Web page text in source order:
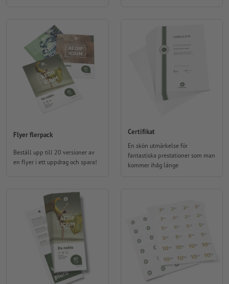
Flyer flerpack
Beställ upp till 20 versioner av
en flyer i ett uppdrag och spara!
Certifikat
En skön utmärkelse för
fantastiska prestationer som man
kommer ihåg länge